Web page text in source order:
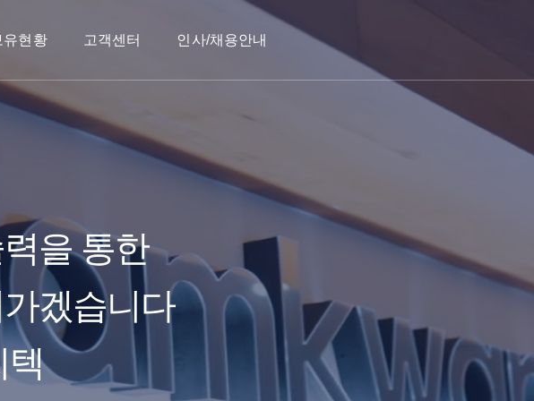
유현황 고객센터 인사/채용안내
을 통한
겠습니다
텍